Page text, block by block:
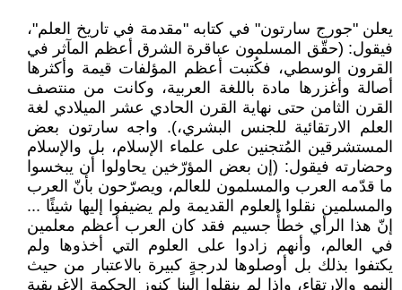
يعلن "جورج سارتون" في كتابه "مقدمة في تاريخ العلم"،
فيقول: (حقّق المسلمون عباقرة الشرق أعظم المآثر في
القرون الوسطي، فكُتبت أعظم المؤلفات قيمة وأكثرها
أصالة وأغزرها مادة باللغة العربية، وكانت من منتصف
القرن الثامن حتى نهاية القرن الحادي عشر الميلادي لغة
العلم الارتقائية للجنس البشري،). واجه سارتون بعض
المستشرقين المُتجنين على علماء الإسلام، بل والإسلام
وحضارته فيقول: (إن بعض المؤرّخين يحاولوا أن يبخسوا
ما قدّمه العرب والمسلمون للعالم، ويصرّحون بأنّ العرب
والمسلمين نقلوا العلوم القديمة ولم يضيفوا إليها شيئًا ...
إنّ هذا الرأي خطأٌ جسيم فقد كان العرب أعظم معلمين
في العالم، وأنهم زادوا على العلوم التي أخذوها ولم
يكتفوا بذلك بل أوصلوها لدرجةٍ كبيرة بالاعتبار من حيث
النمو والارتقاء، وإذا لم ينقلوا إلينا كنوز الحكمة الإغريقية